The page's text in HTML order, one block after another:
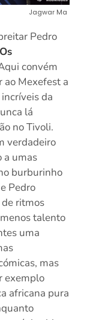
Jagwar Ma
Pedro
convém
ao Mexefest a
da
lá
no Tivoli.
verdadeiro
a umas
burburinho
Pedro
ritmos
talento
uma
mas
exemplo
africana pura